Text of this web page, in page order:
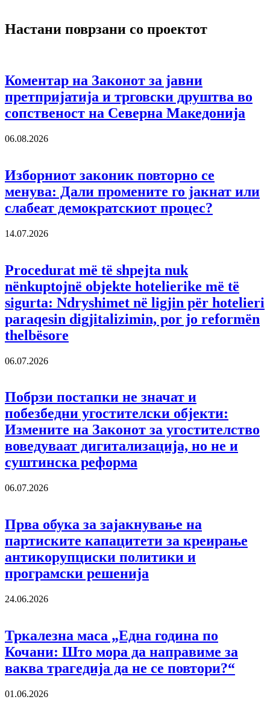
Настани поврзани со проектот
Коментар на Законот за јавни
претпријатија и трговски друштва во
сопственост на Северна Македонија
06.08.2026
Изборниот законик повторно се
менува: Дали промените го јакнат или
слабеат демократскиот процес?
14.07.2026
Procedurat më të shpejta nuk
nënkuptojnë objekte hotelierike më të
sigurta: Ndryshimet në ligjin për hotelieri
paraqesin digjitalizimin, por jo reformën
thelbësore
06.07.2026
Побрзи постапки не значат и
побезбедни угостителски објекти:
Измените на Законот за угостителство
воведуваат дигитализација, но не и
суштинска реформа
06.07.2026
Прва обука за зајакнување на
партиските капацитети за креирање
антикорупциски политики и
програмски решенија
24.06.2026
Тркалезна маса „Една година по
Кочани: Што мора да направиме за
ваква трагедија да не се повтори?“
01.06.2026